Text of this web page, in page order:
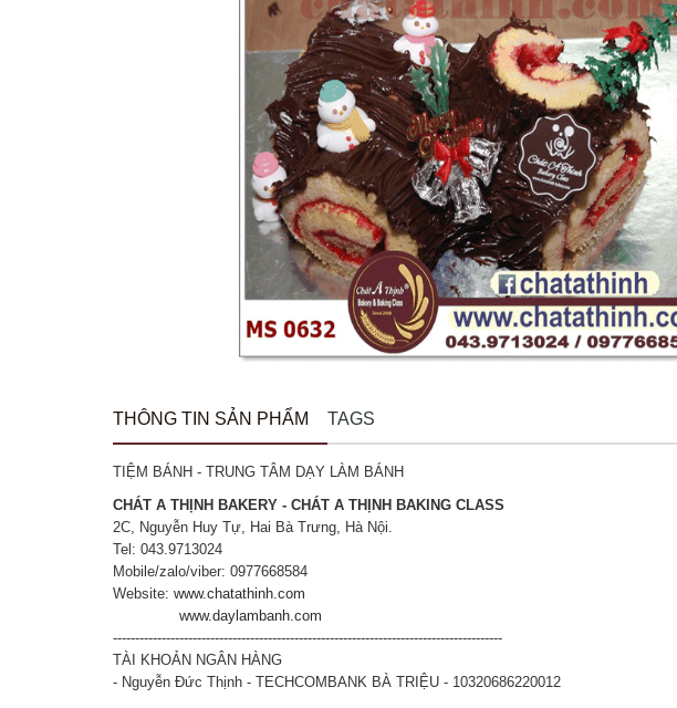
THÔNG TIN SẢN PHẨM TAGS
TIỆM BÁNH - TRUNG TÂM DẠY LÀM BÁNH
CHÁT A THỊNH BAKERY - CHÁT A THỊNH BAKING CLASS
2C, Nguyễn Huy Tự, Hai Bà Trưng, Hà Nội.
Tel: 043.9713024
Mobile/zalo/viber: 0977668584
Website: www.chatathinh.com
www.daylambanh.com
----------------------------------------------------------------------------------------
TÀI KHOẢN NGÂN HÀNG
- Nguyễn Đức Thịnh - TECHCOMBANK BÀ TRIỆU - 10320686220012